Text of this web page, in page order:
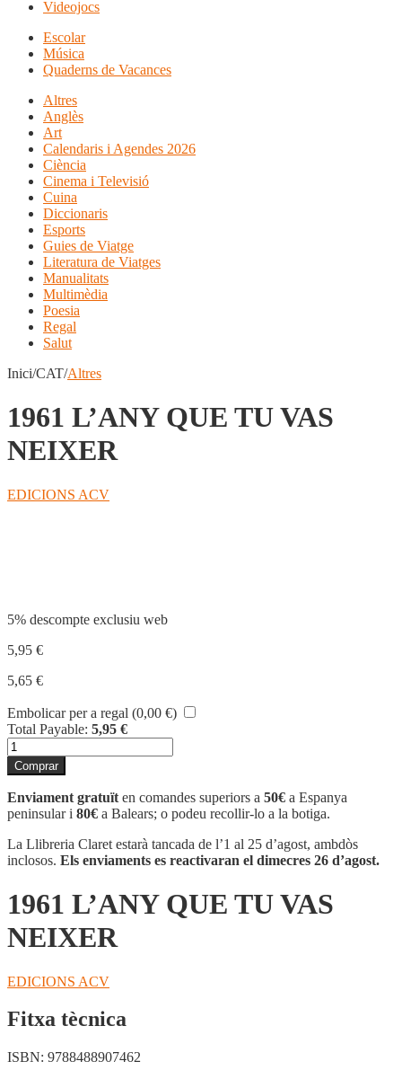
Videojocs
Escolar
Música
Quaderns de Vacances
Altres
Anglès
Art
Calendaris i Agendes 2026
Ciència
Cinema i Televisió
Cuina
Diccionaris
Esports
Guies de Viatge
Literatura de Viatges
Manualitats
Multimèdia
Poesia
Regal
Salut
Inici/CAT/Altres
1961 L’ANY QUE TU VAS
NEIXER
EDICIONS ACV
5% descompte exclusiu web
5,95 €
5,65 €
Embolicar per a regal (0,00 €)
Total Payable: 5,95 €
quantitat
de
1961
L'ANY
QUE
TU
VAS
NEIXER
Comprar
Enviament gratuït en comandes superiors a 50€ a Espanya
peninsular i 80€ a Balears; o podeu recollir-lo a la botiga.
La Llibreria Claret estarà tancada de l’1 al 25 d’agost, ambdòs
inclosos. Els enviaments es reactivaran el dimecres 26 d’agost.
1961 L’ANY QUE TU VAS
NEIXER
EDICIONS ACV
Fitxa tècnica
ISBN: 9788488907462